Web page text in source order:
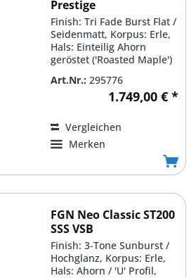
Prestige
Finish: Tri Fade Burst Flat /
Seidenmatt, Korpus: Erle,
Hals: Einteilig Ahorn
geröstet ('Roasted Maple')
Art.Nr.: 295776
1.749,00 € *
Vergleichen
Merken
FGN Neo Classic ST200
SSS VSB
Finish: 3-Tone Sunburst /
Hochglanz, Korpus: Erle,
Hals: Ahorn / 'U' Profil,